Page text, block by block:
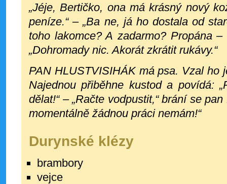
„Jéje, Bertičko, ona má krásný nový
peníze.“–„Ba ne, já ho dostala od
toho lakomce? A zadarmo? Propána
„Dohromady nic. Akorát zkrátit rukávy.“
PAN HLUSTVISIHÁK má psa. Vzal ho
Najednou přiběhne kustod a povídá:
dělat!“ –„Račte vodpustit,“ brání se
momentálně žádnou práci nemám!“
Durynské klézy
brambory
vejce